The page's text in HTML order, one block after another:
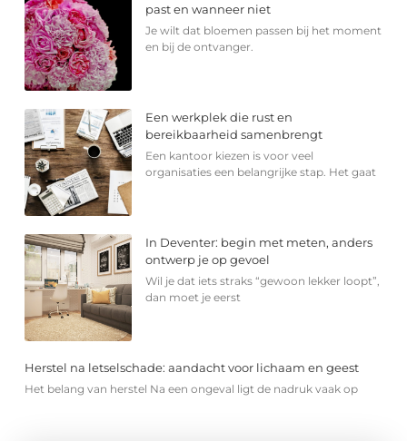
past en wanneer niet
Je wilt dat bloemen passen bij het moment
en bij de ontvanger.
Een werkplek die rust en
bereikbaarheid samenbrengt
Een kantoor kiezen is voor veel
organisaties een belangrijke stap. Het gaat
In Deventer: begin met meten, anders
ontwerp je op gevoel
Wil je dat iets straks “gewoon lekker loopt”,
dan moet je eerst
Herstel na letselschade: aandacht voor lichaam en geest
Het belang van herstel Na een ongeval ligt de nadruk vaak op